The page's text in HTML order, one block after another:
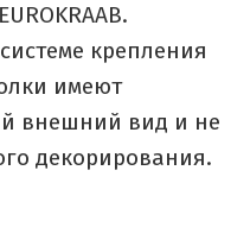
крепления
имеют
внешний вид и не
декорирования.